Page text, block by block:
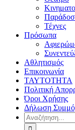
Τέχνες
Πρόσωπα
Αθλητισμός
Επικοινωνία
ΤΑΥΤΟΤΗΤΑ
Πολιτική
Όροι Χρήσης
Δήλωση
Αναζήτηση
για: